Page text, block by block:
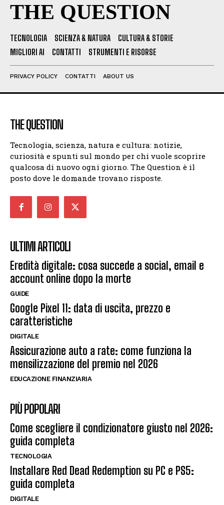
THE QUESTION
TECNOLOGIA SCIENZA & NATURA
CULTURA & STORIE
MIGLIORI AI
CONTATTI STRUMENTI E RISORSE
PRIVACY POLICY CONTATTI ABOUT US
THE QUESTION
Tecnologia, scienza, natura e cultura: notizie,
curiosità e spunti sul mondo per chi vuole scoprire
qualcosa di nuovo ogni giorno. The Question è il
posto dove le domande trovano risposte.
ULTIMI ARTICOLI
Eredità digitale: cosa succede a social, email e
account online dopo la morte
GUIDE
Google Pixel 11: data di uscita, prezzo e
caratteristiche
DIGITALE
Assicurazione auto a rate: come funziona la
mensilizzazione del premio nel 2026
EDUCAZIONE FINANZIARIA
PIÙ POPOLARI
Come scegliere il condizionatore giusto nel 2026:
guida completa
TECNOLOGIA
Installare Red Dead Redemption su PC e PS5:
guida completa
DIGITALE